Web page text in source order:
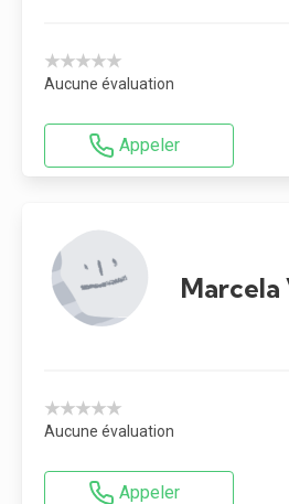
★★★★★
Aucune évaluation
Appeler
★★★★★
Aucune évaluation
Appeler